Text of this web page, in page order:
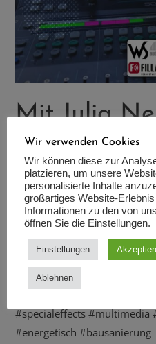
Mit Julia
Alle
Die deutsche
allen Kanälen präsent. Wir
unserem Proberaum in
Bühne in Bad Wünnenberg!
www.ws-audio.de
#event #wsaudio #fillauer
#specialeffects #multimedia
#energetisch #bausanierung
Wir verwenden Cookies
Wir können diese zur
platzieren, um unsere
personalisierte Inhalte
großartiges Website-
Informationen zu den von
öffnen Sie die Einstellungen.
Einstellungen
Ablehnen